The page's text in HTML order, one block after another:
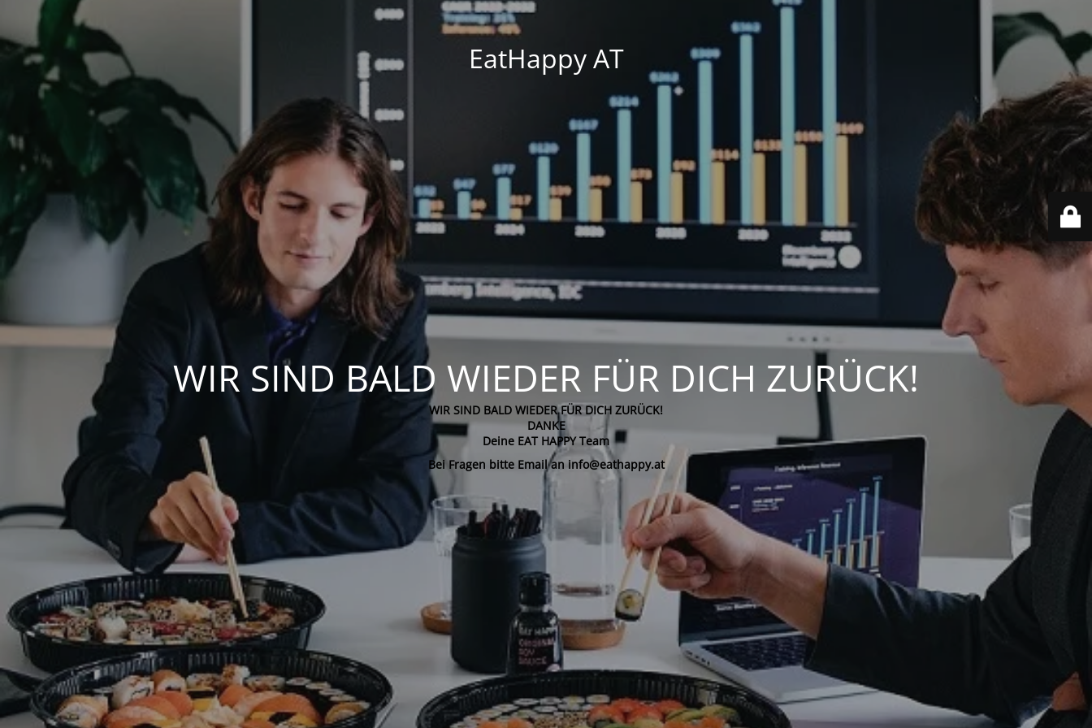
EatHappy AT
WIR SIND BALD WIEDER FÜR DICH ZURÜCK!
WIR SIND BALD WIEDER FÜR DICH ZURÜCK!
DANKE
Deine EAT HAPPY Team
Bei Fragen bitte Email an info@eathappy.at